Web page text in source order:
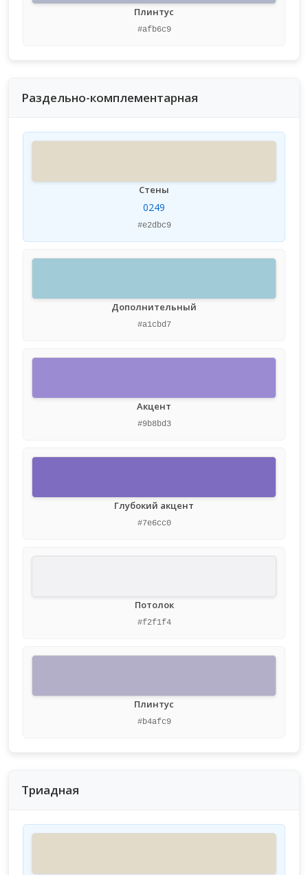
Плинтус
#afb6c9
Раздельно-комплементарная
Стены
0249
#e2dbc9
Дополнительный
#a1cbd7
Акцент
#9b8bd3
Глубокий акцент
#7e6cc0
Потолок
#f2f1f4
Плинтус
#b4afc9
Триадная